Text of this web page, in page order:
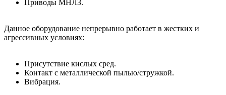
Приводы МНЛЗ.
Данное оборудование непрерывно работает в жестких и
агрессивных условиях:
Присутствие кислых сред.
Контакт с металлической пылью/стружкой.
Вибрация.